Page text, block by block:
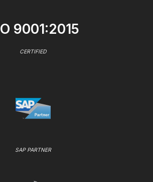
9001:2015
CERTIFIED
SAP PARTNER